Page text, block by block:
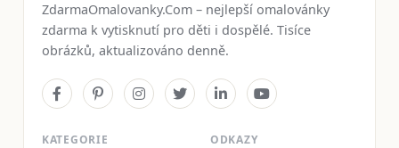
ZdarmaOmalovanky.Com – nejlepší omalovánky
zdarma k vytisknutí pro děti i dospělé. Tisíce
obrázků, aktualizováno denně.
KATEGORIE ODKAZY